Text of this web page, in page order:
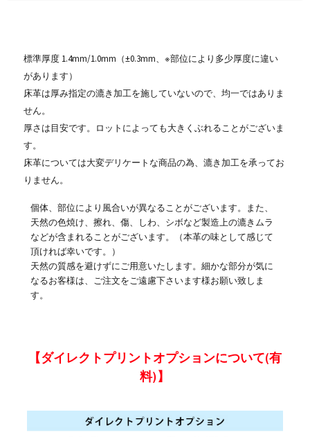
標準厚度 1.4mm/1.0mm（±0.3mm、※部位により多少厚度に違い
があります）
床革は厚み指定の漉き加工を施していないので、均一ではありま
せん。
厚さは目安です。ロットによっても大きくぶれることがございま
す。
床革については大変デリケートな商品の為、漉き加工を承ってお
りません。
個体、部位により風合いが異なることがございます。また、
天然の色焼け、擦れ、傷、しわ、シボなど製造上の漉きムラ
などが含まれることがございます。（本革の味として感じて
頂ければ幸いです。）
天然の質感を避けずにご用意いたします。細かな部分が気に
なるお客様は、ご注文をご遠慮下さいます様お願い致しま
す。
【ダイレクトプリントオプションについて(有
料)】